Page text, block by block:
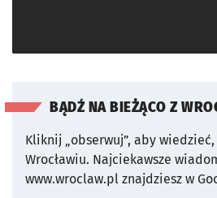
BĄDŹ NA BIEŻĄCO Z
Kliknij „obserwuj”, aby
Wrocławiu. Najciekawsze
www.wroclaw.pl znajdziesz w